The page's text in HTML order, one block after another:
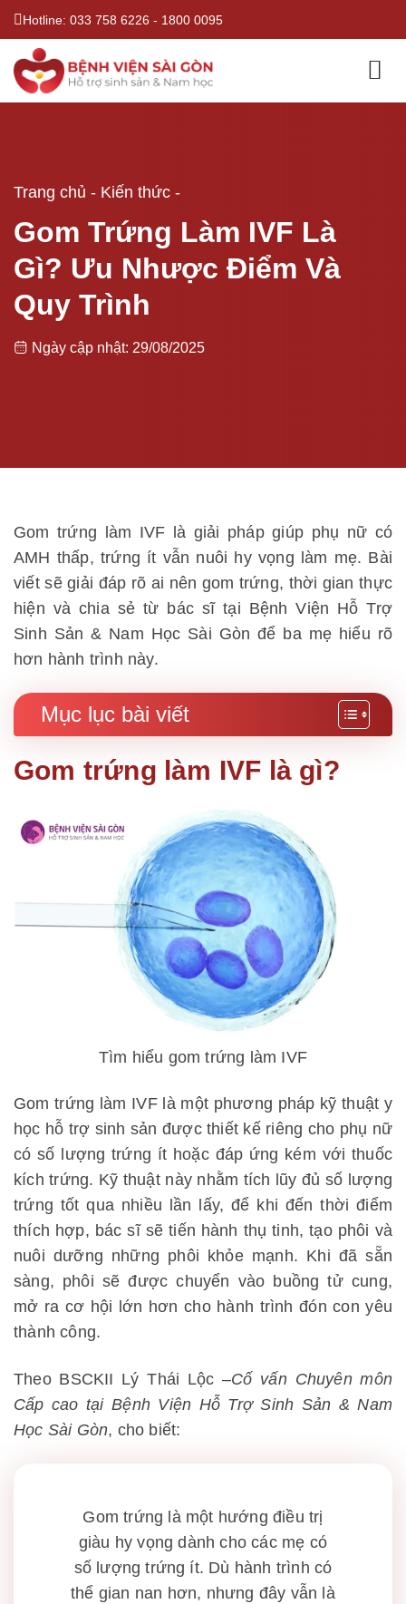
Bỏ
dung
Hotline: 033 758 6226 - 1800 0095
Trang chủ - Kiến thức -
Gom Trứng Làm IVF Là
Gì? Ưu Nhược Điểm Và
Quy Trình
Ngày cập nhật: 29/08/2025
Gom trứng làm IVF là giải pháp giúp phụ nữ có
AMH thấp, trứng ít vẫn nuôi hy vọng làm mẹ. Bài
viết sẽ giải đáp rõ ai nên gom trứng, thời gian thực
hiện và chia sẻ từ bác sĩ tại Bệnh Viện Hỗ Trợ
Sinh Sản & Nam Học Sài Gòn để ba mẹ hiểu rõ
hơn hành trình này.
Mục lục bài viết
Gom trứng làm IVF là gì?
Tìm hiểu gom trứng làm IVF
Gom trứng làm IVF là một phương pháp kỹ thuật y
học hỗ trợ sinh sản được thiết kế riêng cho phụ nữ
có số lượng trứng ít hoặc đáp ứng kém với thuốc
kích trứng. Kỹ thuật này nhằm tích lũy đủ số lượng
trứng tốt qua nhiều lần lấy, để khi đến thời điểm
thích hợp, bác sĩ sẽ tiến hành thụ tinh, tạo phôi và
nuôi dưỡng những phôi khỏe mạnh. Khi đã sẵn
sàng, phôi sẽ được chuyển vào buồng tử cung,
mở ra cơ hội lớn hơn cho hành trình đón con yêu
thành công.
Theo BSCKII Lý Thái Lộc –Cố vấn Chuyên môn
Cấp cao tại Bệnh Viện Hỗ Trợ Sinh Sản & Nam
Học Sài Gòn, cho biết:
Gom trứng là một hướng điều trị
giàu hy vọng dành cho các mẹ có
số lượng trứng ít. Dù hành trình có
thể gian nan hơn, nhưng đây vẫn là